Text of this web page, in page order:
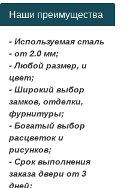
Наши преимущества
- Используемая сталь
- от 2.0 мм;
- Любой размер, и
цвет;
- Широкий выбор
замков, отделки,
фурнитуры;
- Богатый выбор
расцветок и
рисунков;
- Срок выполнения
заказа двери от 3
дней;